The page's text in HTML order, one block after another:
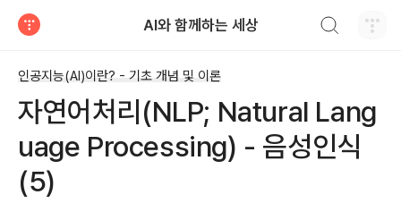
AI와 함께하는 세상
인공지능(AI)이란? - 기초 개념 및 이론
자연어처리(NLP; Natural Lang
uage Processing) - 음성인식
(5)